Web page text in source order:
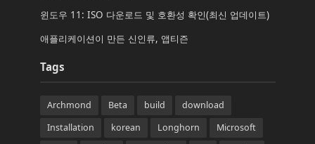
윈도우 11: ISO 다운로드 및 호환성 확인(최신 업데이트)
애플리케이션이 만든 신인류, 앱티즌
Tags
Archmond Beta build
download
Installation
korean Longhorn
Microsoft